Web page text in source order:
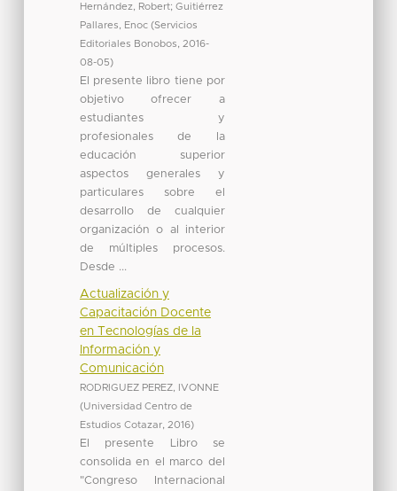
Hernández, Robert; Guitiérrez
Pallares, Enoc (Servicios
Editoriales Bonobos
2016-
08-05)
El presente libro tiene por
objetivo ofrecer a
estudiantes y
profesionales de la
educación superior
aspectos generales y
particulares sobre el
desarrollo de cualquier
organización o al interior
de múltiples procesos.
Desde ...
Actualización y
Capacitación Docente
en Tecnologías de la
Información y
Comunicación
RODRIGUEZ PEREZ, IVONNE
(Universidad Centro de
Estudios Cotazar, 2016)
El presente Libro se
consolida en el marco del
"Congreso Internacional